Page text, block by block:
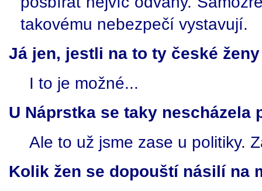
takovému nebezpečí vystavují.
Já jen, jestli na to ty české
I to je možné...
U Náprstka se taky nescházela
Ale to už jsme zase u politiky.
Kolik žen se dopouští násilí na